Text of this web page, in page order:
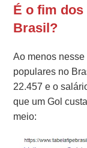
É o fim
Brasil?
Ao menos
populares no
22.457 e o
que um Gol
meio: